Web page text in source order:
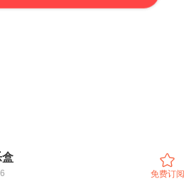
免费订阅